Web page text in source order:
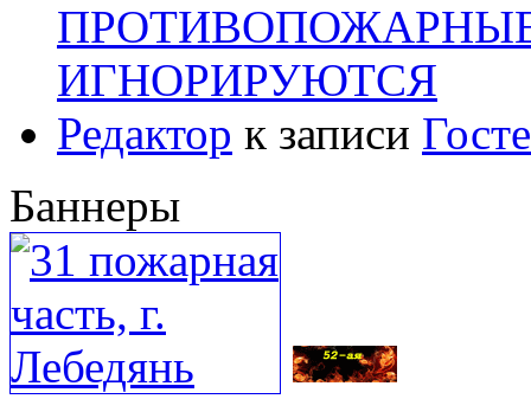
ИГНОРИРУЮТСЯ
Редактор к записи
Баннеры